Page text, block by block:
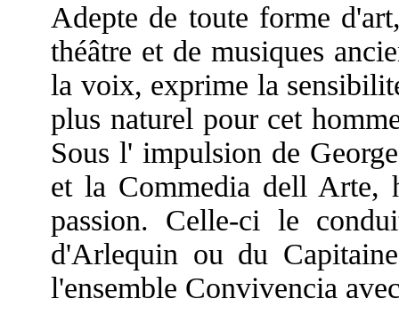
Adepte de toute forme
théâtre et de musiques
la voix, exprime la
plus naturel pour cet
Sous l' impulsion de
et la Commedia dell Arte,
passion. Celle-ci le
d'Arlequin ou du
l'ensemble Convivencia